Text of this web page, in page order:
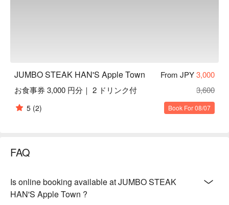
JUMBO STEAK HAN'S Apple Town From JPY3,000
お食事券 3,000 円分｜ 2 ドリンク付
3,600
5 (2) Book For 08/07
FAQ
Is online booking available at JUMBO STEAK
HAN'S Apple Town ?